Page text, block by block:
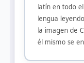
latín en todo
lengua
la imagen de
él mismo se